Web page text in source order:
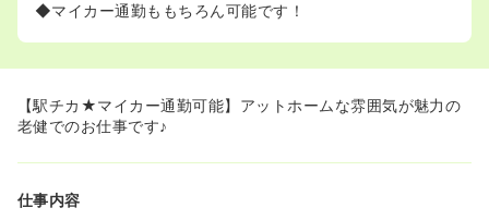
◆マイカー通勤ももちろん可能です！
【駅チカ★マイカー通勤可能】アットホームな雰囲気が魅力の
老健でのお仕事です♪
仕事内容